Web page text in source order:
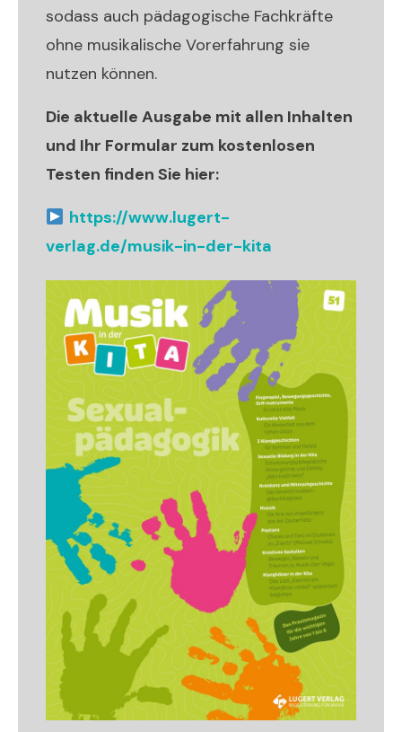
sodass auch pädagogische Fachkräfte
ohne musikalische Vorerfahrung sie
nutzen können.
Die aktuelle Ausgabe mit allen Inhalten
und Ihr Formular zum kostenlosen
Testen finden Sie hier:
https://www.lugert-
verlag.de/musik-in-der-kita